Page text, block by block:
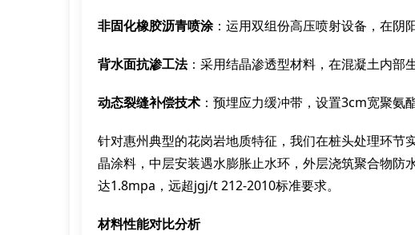
非固化橡胶沥青喷涂：运用双组份高压喷射设备，在阴
背水面抗渗工法：采用结晶渗透型材料，在混凝土内部
动态裂缝补偿技术 ：预埋应力缓冲带，设置3cm宽聚氨
针对惠州典型的花岗岩地质特征，我们在桩头处理环节
晶涂料，中层安装遇水膨胀止水环，外层浇筑聚合物防
达1.8mpa，远超jgj/t 212-2010标准要求。
材料性能对比分析